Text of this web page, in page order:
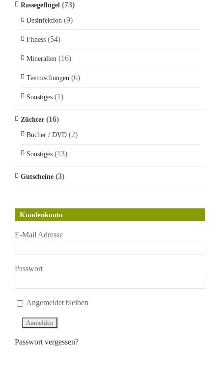
Rassegeflügel (73)
Desinfektion (9)
Fitness (54)
Mineralien (16)
Teemischungen (6)
Sonstiges (1)
Züchter (16)
Bücher / DVD (2)
Sonstiges (13)
Gutscheine (3)
Kundenkonto
E-Mail Adresse
Passwort
Angemeldet bleiben
Passwort vergessen?